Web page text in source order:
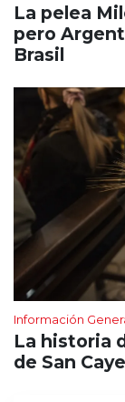
La pelea
pero
Brasil
Información
La historia
de San